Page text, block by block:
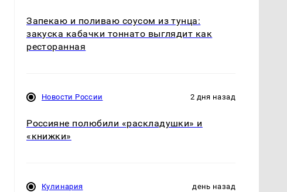
Запекаю и поливаю соусом из тунца:
закуска кабачки тоннато выглядит как
ресторанная
Новости России 2 дня назад
Россияне полюбили «раскладушки» и
«книжки»
Кулинария день назад